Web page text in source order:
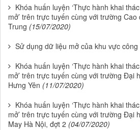
Khóa huấn luyện ‘Thực hành khai
mở’ trên trực tuyến cùng với trường
Trung (15/07/2020)
Sử dụng dữ liệu mở của khu vực công
Khóa huấn luyện ‘Thực hành khai
mở’ trên trực tuyến cùng với trường Đại
Hưng Yên (11/07/2020)
Khóa huấn luyện ‘Thực hành khai
mở’ trên trực tuyến cùng với trường Đại
May Hà Nội, đợt 2 (04/07/2020)